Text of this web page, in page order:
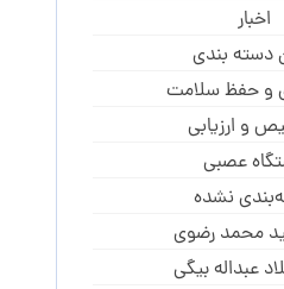
اخبار
دسته بندی
و حفظ سلامت
و ارزیابی
عصبی
نشده
محمد رضوی
عبداله بیگی